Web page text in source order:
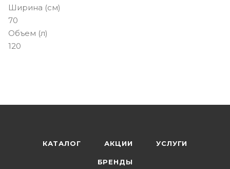
Ширина (см)
70
Объем (л)
120
КАТАЛОГ АКЦИИ УСЛУГИ
БРЕНДЫ